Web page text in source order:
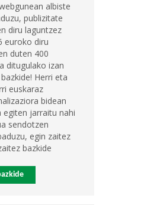
albiste
publizitate
diru laguntzez
euroko diru
duten 400
ditugulako izan
Herri eta
euskaraz
bidean
egiten jarraitu nahi
sendotzen
egin zaitez
bazkide